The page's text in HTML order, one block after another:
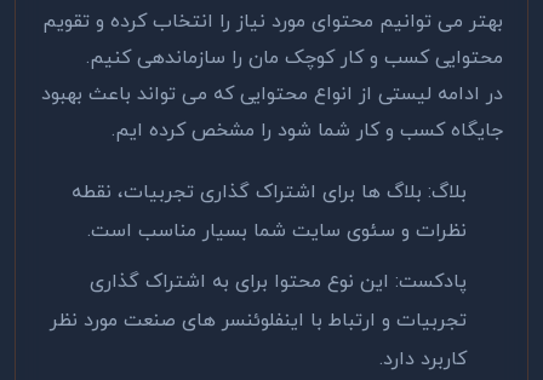
بهتر می توانیم محتوای مورد نیاز را انتخاب کرده و تقویم
محتوایی کسب و کار کوچک مان را سازماندهی کنیم.
در ادامه لیستی از انواع محتوایی که می تواند باعث بهبود
جایگاه کسب و کار شما شود را مشخص کرده ایم.
بلاگ: بلاگ ها برای اشتراک گذاری تجربیات، نقطه
نظرات و سئوی سایت شما بسیار مناسب است.
پادکست: این نوع محتوا برای به اشتراک گذاری
تجربیات و ارتباط با اینفلوئنسر های صنعت مورد نظر
کاربرد دارد.